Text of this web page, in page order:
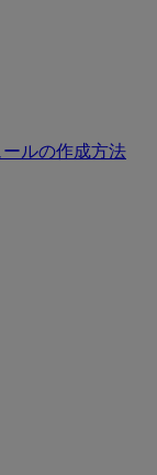
ールの作成方法